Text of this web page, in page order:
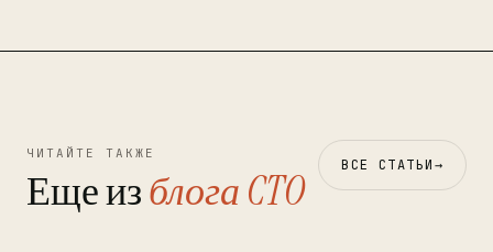
ЧИТАЙТЕ ТАКЖЕ
Еще изблога CTO ВСЕ СТАТЬИ→